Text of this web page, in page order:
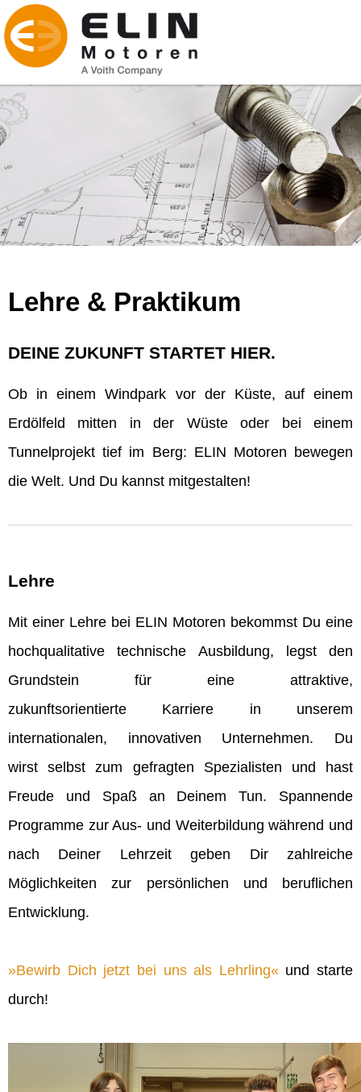
Lehre & Praktikum
DEINE ZUKUNFT STARTET HIER.
Ob in einem Windpark vor der Küste, auf einem
Erdölfeld mitten in der Wüste oder bei einem
Tunnelprojekt tief im Berg: ELIN Motoren bewegen
die Welt. Und Du kannst mitgestalten!
Lehre
Mit einer Lehre bei ELIN Motoren bekommst Du eine
hochqualitative technische Ausbildung, legst den
Grundstein für eine attraktive,
zukunftsorientierte Karriere in unserem
internationalen, innovativen Unternehmen. Du
wirst selbst zum gefragten Spezialisten und hast
Freude und Spaß an Deinem Tun. Spannende
Programme zur Aus- und Weiterbildung während und
nach Deiner Lehrzeit geben Dir zahlreiche
Möglichkeiten zur persönlichen und beruflichen
Entwicklung.
Bewirb Dich jetzt bei uns als Lehrling und starte
durch!